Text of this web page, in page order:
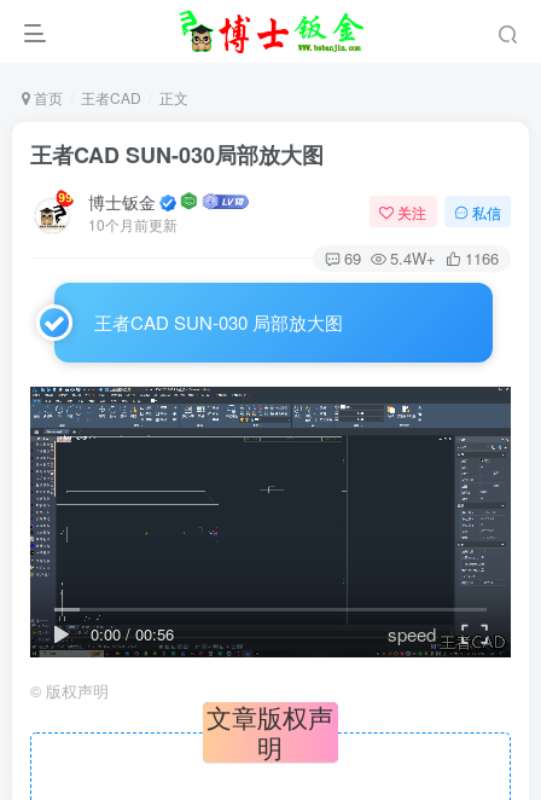
首页 王者CAD 正文
王者CAD SUN-030局部放大图
博士钣金
10个月前更新
关注 私信
69 5.4W+ 1166
王者CAD SUN-030 局部放大图
0:00 / 00:56 speed
© 版权声明
文章版权声
明